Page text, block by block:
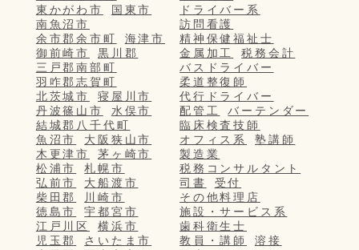
東かがわ市
国東市
南魚沼市
余市郡余市町
海津市
御前崎市
黒川郡
三戸郡南部町
羽咋郡志賀町
北茨城市
寝屋川市
丹波篠山市
水俣市
結城郡八千代町
魚沼市
大阪狭山市
木更津市
茅ヶ崎市
松浦市
札幌市
弘前市
大船渡市
柴田郡
川崎市
徳島市
宇都宮市
江戸川区
横浜市
児玉郡
さいたま市
ドライバー系
訪問看護
精神保健福祉士
金属加工
税務会計
バスドライバー
柔道整復師
代行ドライバー
配管工
バーテンダー
臨床検査技師
オフィス系
塾講師
製造業
税務コンサルタント
司書
受付
その他料理店
施設・サービス系
歯科衛生士
教員・講師
溶接